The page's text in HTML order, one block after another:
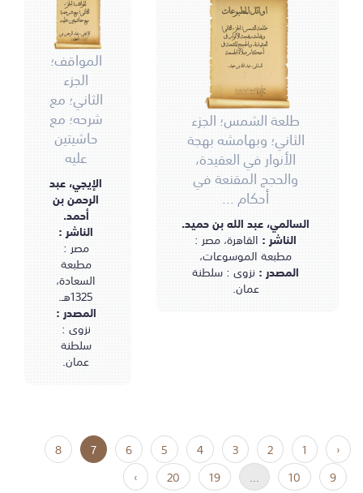
المواقف؛ الجزء
الثاني؛ مع شرحه؛
مع حاشيتين عليه
الإيجي، عبد الرحمن بن
أحمد.
المواقف؛
الجزء
الثاني؛ مع
شرحه؛ مع
حاشيتين
عليه
الإيجي، عبد
الرحمن بن
أحمد.
الناشر :
مصر :
مطبعة
السعادة،
1325هـ.
المصدر :
نزوى :
سلطنة
عمان.
أوائل المطبوعات
طلعة الشمس؛ الجزء الثاني؛
وبهامشه بهجة الأنوار في
العقيدة، والحجج المقنعة في
أحكام صلاة الجمعة
السالمي، عبد الله بن حميد.
طلعة الشمس؛ الجزء
الثاني؛ وبهامشه بهجة
الأنوار في العقيدة،
والحجج المقنعة في
أحكام ...
السالمي، عبد الله بن حميد.
الناشر : القاهرة، مصر :
مطبعة الموسوعات،
المصدر : نزوى : سلطنة
عمان.
‹
1
2
3
4
5
6
7
8
9
10
...
19
20
›